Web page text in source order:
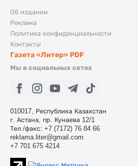
Об издании
Реклама
Политика конфиденциальности
Контакты
Газета «Литер» PDF
Мы в социальных сетях
010017, Республика Казахстан
г. Астана, пр. Кунаева 12/1
Тел./факс: +7 (7172) 76 84 66
reklama.liter@gmail.com
+7 701 675 4214